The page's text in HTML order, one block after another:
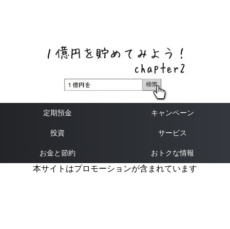
定期預金 キャンペーン
投資 サービス
お金と節約 おトクな情報
本サイトはプロモーションが含まれています